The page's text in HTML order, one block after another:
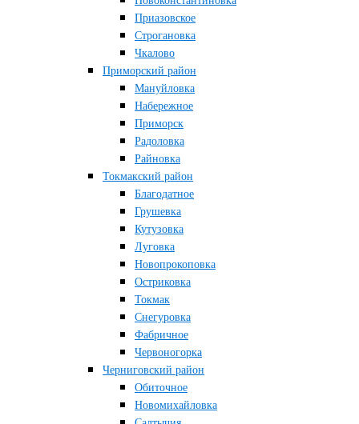
Приазовское
Строгановка
Чкалово
Приморский район
Мануйловка
Набережное
Приморск
Радоловка
Райновка
Токмакский район
Благодатное
Грушевка
Кутузовка
Луговка
Новопрокоповка
Остриковка
Токмак
Снегуровка
Фабричное
Червоногорка
Черниговский район
Обиточное
Новомихайловка